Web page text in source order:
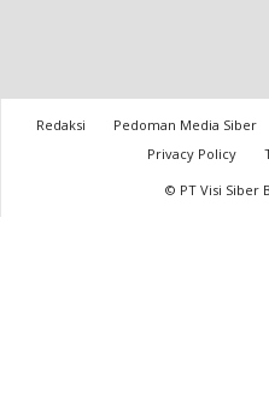
Redaksi Pedoman Media Siber
Privacy Policy
© PT Visi Siber